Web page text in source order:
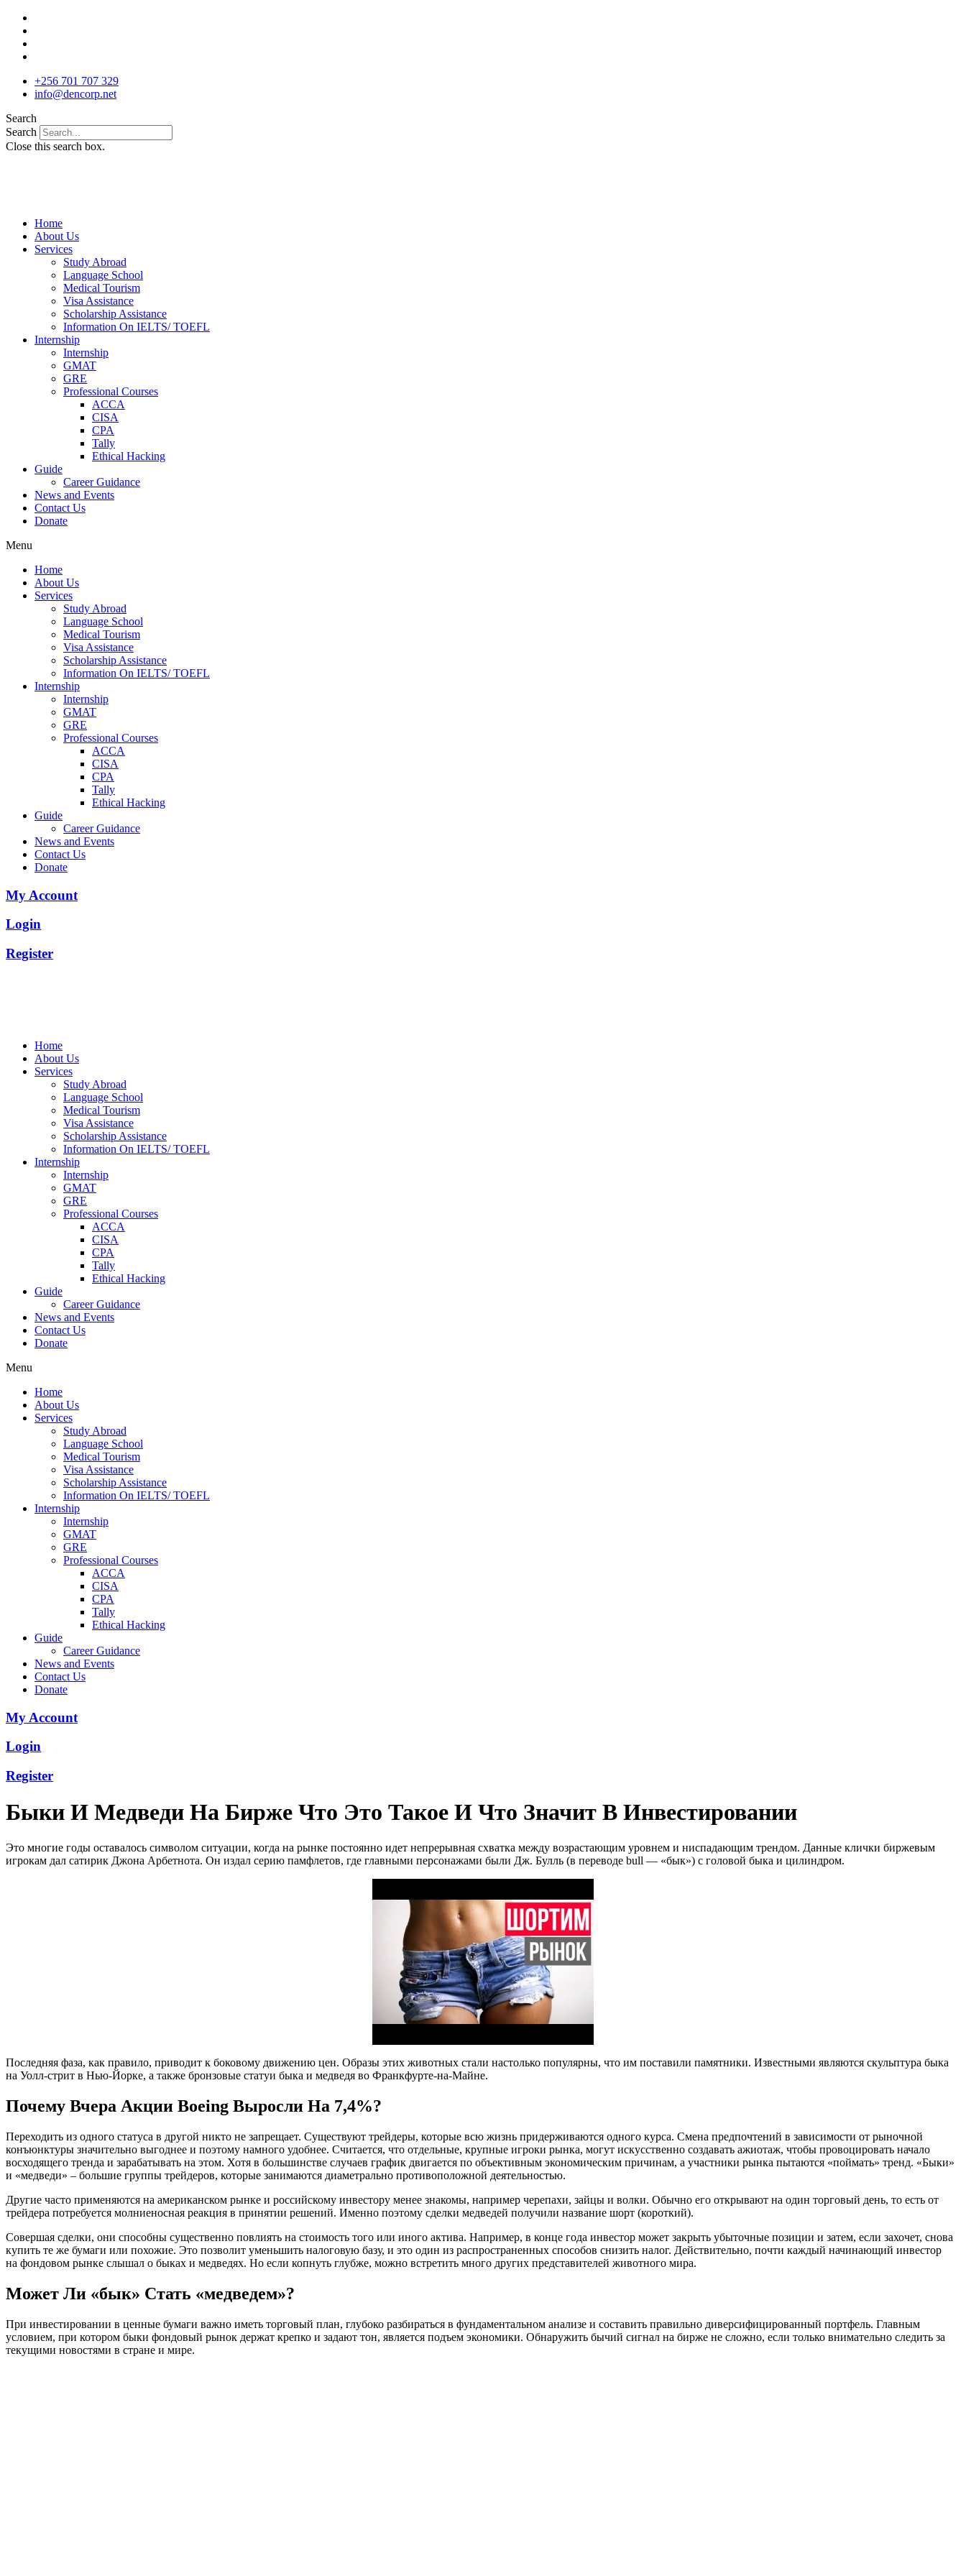
Skip
content
+256 701 707 329
info@dencorp.net
Search
Search
Close this search box.
Home
About Us
Services
Study Abroad
Language School
Medical Tourism
Visa Assistance
Scholarship Assistance
Information On IELTS/ TOEFL
Internship
Internship
GMAT
GRE
Professional Courses
ACCA
CISA
CPA
Tally
Ethical Hacking
Guide
Career Guidance
News and Events
Contact Us
Donate
Menu
Home
About Us
Services
Study Abroad
Language School
Medical Tourism
Visa Assistance
Scholarship Assistance
Information On IELTS/ TOEFL
Internship
Internship
GMAT
GRE
Professional Courses
ACCA
CISA
CPA
Tally
Ethical Hacking
Guide
Career Guidance
News and Events
Contact Us
Donate
My Account
Login
Register
Home
About Us
Services
Study Abroad
Language School
Medical Tourism
Visa Assistance
Scholarship Assistance
Information On IELTS/ TOEFL
Internship
Internship
GMAT
GRE
Professional Courses
ACCA
CISA
CPA
Tally
Ethical Hacking
Guide
Career Guidance
News and Events
Contact Us
Donate
Menu
Home
About Us
Services
Study Abroad
Language School
Medical Tourism
Visa Assistance
Scholarship Assistance
Information On IELTS/ TOEFL
Internship
Internship
GMAT
GRE
Professional Courses
ACCA
CISA
CPA
Tally
Ethical Hacking
Guide
Career Guidance
News and Events
Contact Us
Donate
My Account
Login
Register
Быки И Медведи На Бирже Что Это Такое И Что Значит В Инвестировании
Это многие годы оставалось символом ситуации, когда на рынке постоянно идет непрерывная схватка между возрастающим уровнем и ниспадающим трендом. Данные клички биржевым
игрокам дал сатирик Джона Арбетнота. Он издал серию памфлетов, где главными персонажами были Дж. Булль (в переводе bull — «бык») с головой быка и цилиндром.
Последняя фаза, как правило, приводит к боковому движению цен. Образы этих животных стали настолько популярны, что им поставили памятники. Известными являются скульптура быка
на Уолл-стрит в Нью-Йорке, а также бронзовые статуи быка и медведя во Франкфурте-на-Майне.
Почему Вчера Акции Boeing Выросли На 7,4%?
Переходить из одного статуса в другой никто не запрещает. Существуют трейдеры, которые всю жизнь придерживаются одного курса. Смена предпочтений в зависимости от рыночной
конъюнктуры значительно выгоднее и поэтому намного удобнее. Считается, что отдельные, крупные игроки рынка, могут искусственно создавать ажиотаж, чтобы провоцировать начало
восходящего тренда и зарабатывать на этом. Хотя в большинстве случаев график двигается по объективным экономическим причинам, а участники рынка пытаются «поймать» тренд. «Быки»
и «медведи» – большие группы трейдеров, которые занимаются диаметрально противоположной деятельностью.
Другие часто применяются на американском рынке и российскому инвестору менее знакомы, например черепахи, зайцы и волки. Обычно его открывают на один торговый день, то есть от
трейдера потребуется молниеносная реакция в принятии решений. Именно поэтому сделки медведей получили название шорт (короткий).
Совершая сделки, они способны существенно повлиять на стоимость того или иного актива. Например, в конце года инвестор может закрыть убыточные позиции и затем, если захочет, снова
купить те же бумаги или похожие. Это позволит уменьшить налоговую базу, и это один из распространенных способов снизить налог. Действительно, почти каждый начинающий инвестор
на фондовом рынке слышал о быках и медведях. Но если копнуть глубже, можно встретить много других представителей животного мира.
Может Ли «бык» Стать «медведем»?
При инвестировании в ценные бумаги важно иметь торговый план, глубоко разбираться в фундаментальном анализе и составить правильно диверсифицированный портфель. Главным
условием, при котором быки фондовый рынок держат крепко и задают тон, является подъем экономики. Обнаружить бычий сигнал на бирже не сложно, если только внимательно следить за
текущими новостями в стране и мире.